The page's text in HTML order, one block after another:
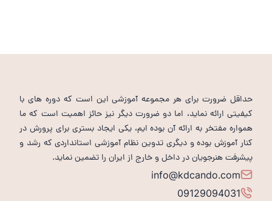
حداقل ضرورت برای هر مجموعه آموزشی این است که دوره های با
کیفیتی ارائه نماید، اما دو ضرورت دیگر نیز حائز اهمیت است که ما
همواره مفتخر به ارائه آن بوده ایم، یکی ایجاد بستری برای پرورش در
کنار آموزش بوده و دیگری تدوین نظام آموزشی استانداردی که رشد و
پیشرفت هنرجویان در داخل و خارج از ایران را تضمین نماید.
info@kdcando.com
09129094031